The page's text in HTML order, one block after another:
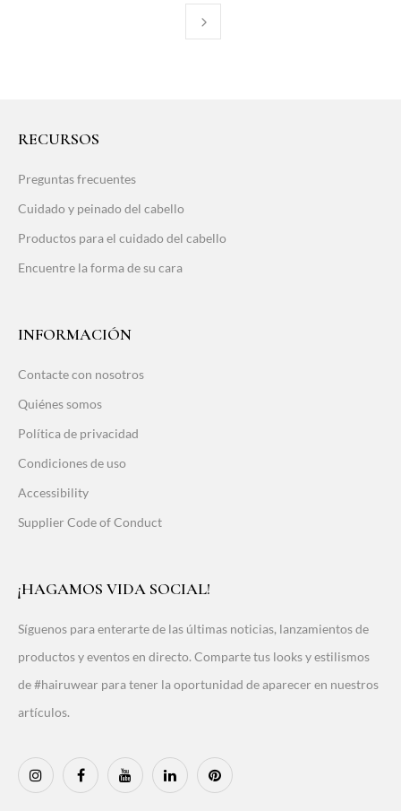
RECURSOS
Preguntas frecuentes
Cuidado y peinado del cabello
Productos para el cuidado del cabello
Encuentre la forma de su cara
INFORMACIÓN
Contacte con nosotros
Quiénes somos
Política de privacidad
Condiciones de uso
Accessibility
Supplier Code of Conduct
¡HAGAMOS VIDA SOCIAL!
Síguenos para enterarte de las últimas noticias, lanzamientos de
productos y eventos en directo. Comparte tus looks y estilismos
de #hairuwear para tener la oportunidad de aparecer en nuestros
artículos.